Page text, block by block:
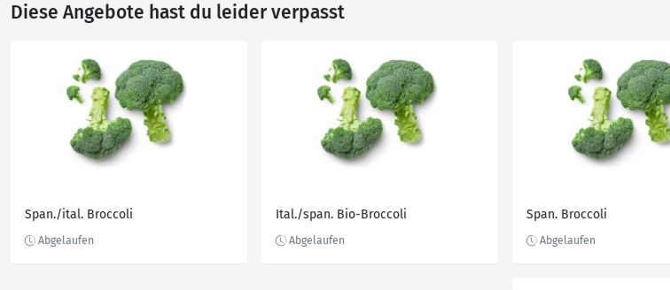
Diese Angebote hast du leider verpasst
Span./ital. Broccoli Ital./span. Bio-Broccoli Span. Broccoli